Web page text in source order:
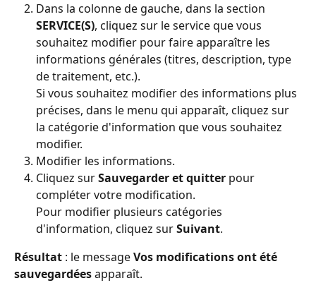
Dans la colonne de gauche, dans la section
SERVICE(S), cliquez sur le service que vous
souhaitez modifier pour faire apparaître les
informations générales (titres, description, type
de traitement, etc.).
Si vous souhaitez modifier des informations plus
précises, dans le menu qui apparaît, cliquez sur
la catégorie d'information que vous souhaitez
modifier.
Modifier les informations.
Cliquez sur Sauvegarder et quitter pour
compléter votre modification.
Pour modifier plusieurs catégories
d'information, cliquez sur Suivant.
Résultat : le message Vos modifications ont été
sauvegardées apparaît.